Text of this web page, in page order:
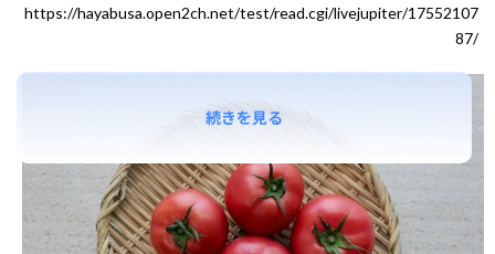
https://hayabusa.open2ch.net/test/read.cgi/livejupiter/17552107
87/
続きを見る